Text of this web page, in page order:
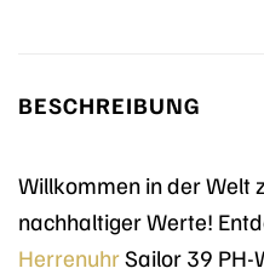
BESCHREIBUNG
Willkommen in der Welt
nachhaltiger Werte!
HerrenuhrSailor 39